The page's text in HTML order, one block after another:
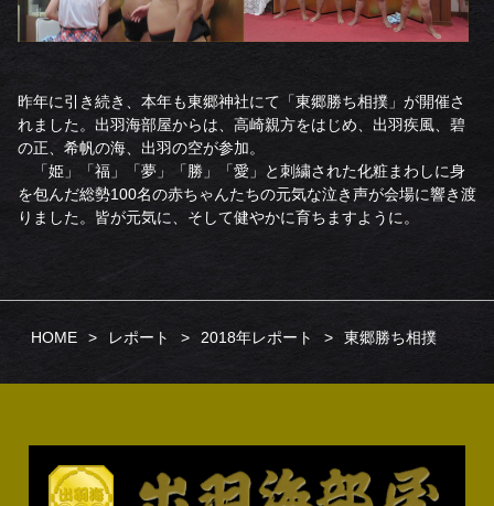
昨年に引き続き、本年も東郷神社にて「東郷勝ち相撲」が開催さ
れました。出羽海部屋からは、高崎親方をはじめ、出羽疾風、碧
の正、希帆の海、出羽の空が参加。
「姫」「福」「夢」「勝」「愛」と刺繍された化粧まわしに身
を包んだ総勢100名の赤ちゃんたちの元気な泣き声が会場に響き渡
りました。皆が元気に、そして健やかに育ちますように。
HOME レポート 2018年レポート 東郷勝ち相撲